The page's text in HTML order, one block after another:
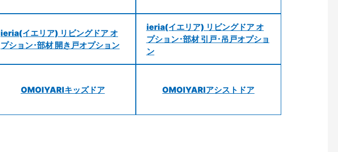
ieria(イエリア) リビングドア オ
プション･部材 開き戸オプション
ieria(イエリア) リビングドア オ
プション･部材 引戸･吊戸オプショ
ン
OMOIYARIキッズドア OMOIYARIアシストドア